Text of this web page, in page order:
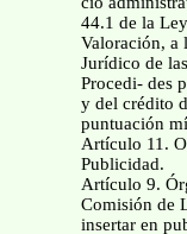
44.1 de la
Valoración, a
Jurídico de
Procedi- des
y del crédito
puntuación
Artículo 11.
Publicidad.
Artículo 9.
Comisión de
insertar en